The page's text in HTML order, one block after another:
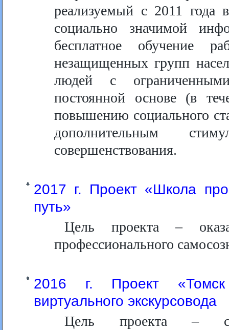
реализуемый с 2011 года
социально значимой
бесплатное обучение
незащищенных групп
людей с
постоянной основе (в
повышению социального
дополнительным
совершенствования.
2017 г. Проект «Школа
путь»
Цель проекта –
профессионального
2016 г. Проект
виртуального экскурсовода
Цель проекта –